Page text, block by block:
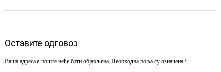
Оставите одговор
Ваша адреса е-поште неће бити објављена. Неопходна поља су означена *